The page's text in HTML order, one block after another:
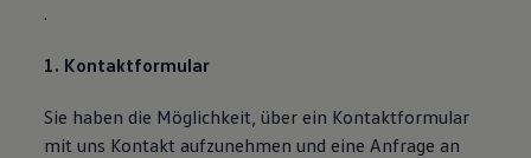
.
1. Kontaktformular
Sie haben die Möglichkeit, über ein Kontaktformular
mit uns Kontakt aufzunehmen und eine Anfrage an